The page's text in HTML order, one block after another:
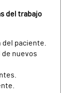
del trabajo
paciente.
nuevos